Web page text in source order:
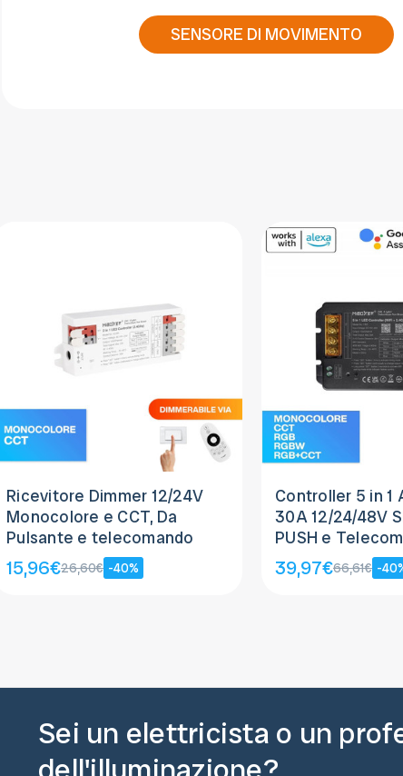
SENSORE DI MOVIMENTO
Ricevitore Dimmer 12/24V
Monocolore e CCT, Da
Pulsante e telecomando
15,96€26,60€ -40%
Controller 5 in 1
30A 12/24/48V
PUSH e
39,97€66,61€ -
Sei un elettricista o un